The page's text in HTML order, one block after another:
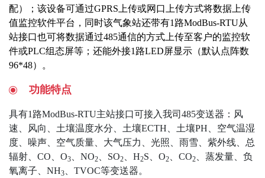
配）；该设备可通过GPRS上传或网口上传方式将数据上传
值监控软件平台，同时该气象站还带有1路ModBus-RTU从
站接口也可将数据通过485通信的方式上传至客户的监控软
件或PLC组态屏等；还能外接1路LED屏显示（默认点阵数
96*48）。
功能特点
具有1路ModBus-RTU主站接口可接入我司485变送器：风
速、风向、土壤温度水分、土壤ECTH、土壤PH、空气温湿
度、噪声、空气质量、大气压力、光照、雨雪、紫外线、总
辐射、CO、O3 、NO2 、SO2 、H2S、O2 、CO2
、蒸发量、负
氧离子、NH3 、TVOC等变送器。